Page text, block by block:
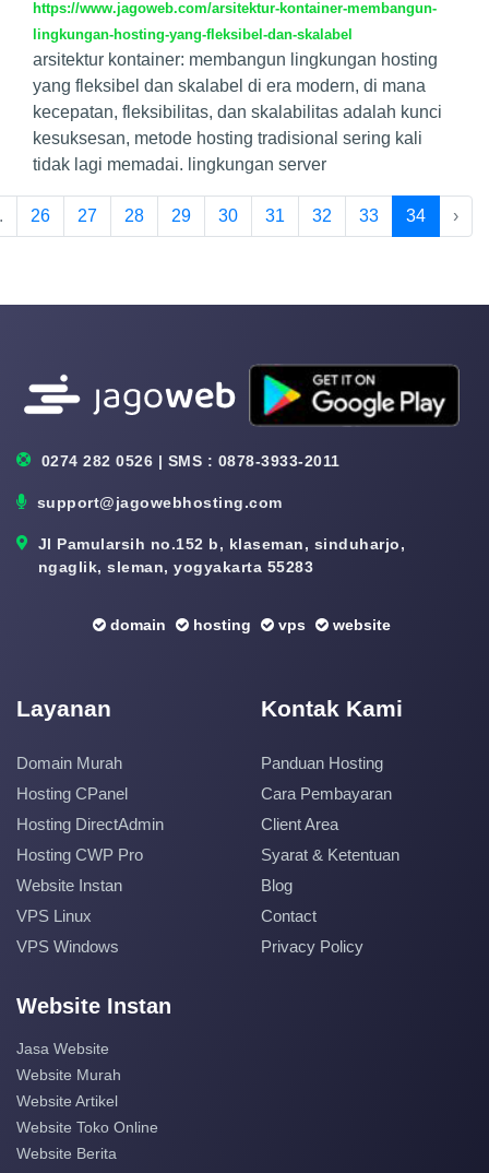
https://www.jagoweb.com/arsitektur-kontainer-membangun-
lingkungan-hosting-yang-fleksibel-dan-skalabel
arsitektur kontainer: membangun lingkungan hosting
yang fleksibel dan skalabel di era modern, di mana
kecepatan, fleksibilitas, dan skalabilitas adalah kunci
kesuksesan, metode hosting tradisional sering kali
tidak lagi memadai. lingkungan server
26 27 28 29 30 31 32 33 34 ›
0274 282 0526 | SMS : 0878-3933-2011
support@jagowebhosting.com
Jl Pamularsih no.152 b, klaseman, sinduharjo,
ngaglik, sleman, yogyakarta 55283
domain hosting vps website
Layanan
Domain Murah
Hosting CPanel
Hosting DirectAdmin
Hosting CWP Pro
Website Instan
VPS Linux
VPS Windows
Kontak Kami
Panduan Hosting
Cara Pembayaran
Client Area
Syarat & Ketentuan
Blog
Contact
Privacy Policy
Website Instan
Jasa Website
Website Murah
Website Artikel
Website Toko Online
Website Berita